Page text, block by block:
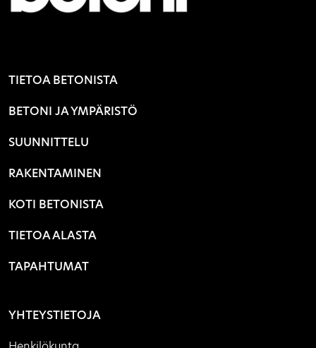
TIETOA BETONISTA
BETONI JA YMPÄRISTÖ
SUUNNITTELU
RAKENTAMINEN
KOTI BETONISTA
TIETOA ALASTA
TAPAHTUMAT
YHTEYSTIETOJA